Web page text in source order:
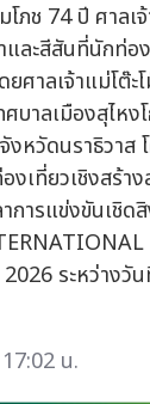
ภช 74 ปี ศาลเจ้
ละสีสันที่นักท่อ
ศาลเจ้าแม่โต๊ะ
บาลเมืองสุไห
หวัดนราธิวาส
งเที่ยวเชิงสร้า
ารแข่งขันเชิด
ระหว่างวั
น.